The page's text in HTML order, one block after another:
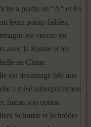
a perdu un “A” et les
leurs points faibles,
est encore en
avec la Russie et les
en Chine.
est davantage liée aux
a misé subrepticement
fracas son option
Schmidt et Schröder